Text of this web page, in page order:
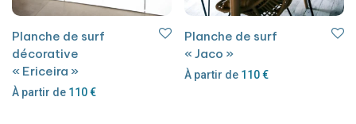
Planche de surf
décorative
« Ericeira »
À partir de 110€
Planche de surf
« Jaco »
À partir de 110€